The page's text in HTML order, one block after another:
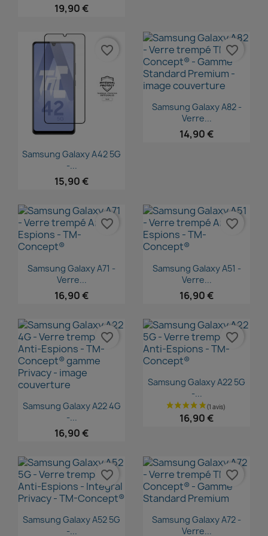
19,90 €
Aperçu rapide
Samsung Galaxy A42 5G
-...
15,90 €
favorite_border
Aperçu rapide
Samsung Galaxy A82 -
Verre...
14,90 €
favorite_border
Aperçu rapide
Samsung Galaxy A71 -
Verre...
16,90 €
favorite_border
Aperçu rapide
Samsung Galaxy A51 -
Verre...
16,90 €
favorite_border
Aperçu rapide
Samsung Galaxy A22 4G
-...
16,90 €
favorite_border
Aperçu rapide
Samsung Galaxy A22 5G
-...
16,90 €
favorite_border
Aperçu rapide
Samsung Galaxy A52 5G
-...
favorite_border
Aperçu rapide
Samsung Galaxy A72 -
Verre...
favorite_border